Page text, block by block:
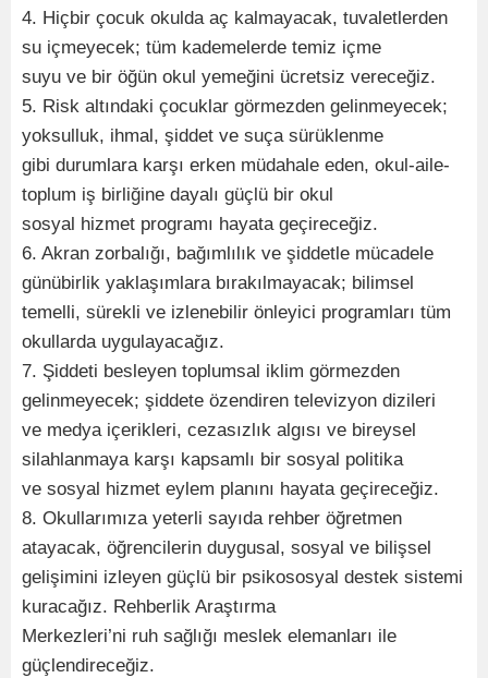
4. Hiçbir çocuk okulda aç kalmayacak, tuvaletlerden
su içmeyecek; tüm kademelerde temiz içme
suyu ve bir öğün okul yemeğini ücretsiz vereceğiz.
5. Risk altındaki çocuklar görmezden gelinmeyecek;
yoksulluk, ihmal, şiddet ve suça sürüklenme
gibi durumlara karşı erken müdahale eden, okul-aile-
toplum iş birliğine dayalı güçlü bir okul
sosyal hizmet programı hayata geçireceğiz.
6. Akran zorbalığı, bağımlılık ve şiddetle mücadele
günübirlik yaklaşımlara bırakılmayacak; bilimsel
temelli, sürekli ve izlenebilir önleyici programları tüm
okullarda uygulayacağız.
7. Şiddeti besleyen toplumsal iklim görmezden
gelinmeyecek; şiddete özendiren televizyon dizileri
ve medya içerikleri, cezasızlık algısı ve bireysel
silahlanmaya karşı kapsamlı bir sosyal politika
ve sosyal hizmet eylem planını hayata geçireceğiz.
8. Okullarımıza yeterli sayıda rehber öğretmen
atayacak, öğrencilerin duygusal, sosyal ve bilişsel
gelişimini izleyen güçlü bir psikososyal destek sistemi
kuracağız. Rehberlik Araştırma
Merkezleri’ni ruh sağlığı meslek elemanları ile
güçlendireceğiz.